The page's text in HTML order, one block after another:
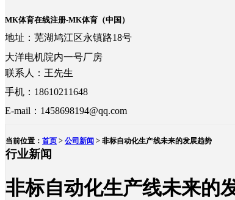
MK体育在线注册-MK体育（中国）
地址：芜湖鸠江区永镇路18号
大洋电机院内一号厂房
联系人：王先生
手机：18610211648
E-mail：1458698194@qq.com
当前位置： 首页 > 公司新闻 > 非标自动化生产线未来的发展趋势
行业新闻
非标自动化生产线未来的